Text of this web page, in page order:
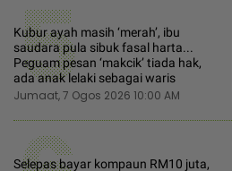
5
Kubur ayah masih ‘merah’, ibu
saudara pula sibuk fasal harta...
Peguam pesan ‘makcik’ tiada hak,
ada anak lelaki sebagai waris
Jumaat, 7 Ogos 2026 10:00 AM
Selepas bayar kompaun RM10 juta,